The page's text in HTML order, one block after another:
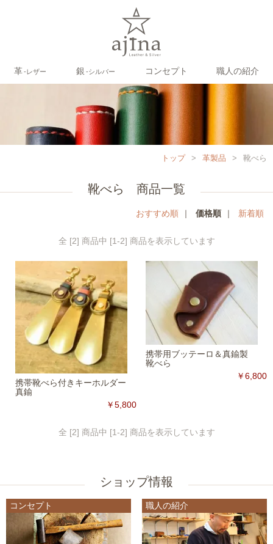
革‐レザー 銀 ‐シルバー コンセプト 職人の紹介
トップ > 革製品 > 靴べら
靴べら 商品一覧
おすすめ順 ｜ 価格順 ｜ 新着順
全 [2] 商品中 [1-2] 商品を表示しています
携帯靴べら付きキーホルダー
真鍮
￥5,800
携帯用ブッテーロ＆真鍮製
靴べら
￥6,800
全 [2] 商品中 [1-2] 商品を表示しています
ショップ情報
コンセプト 職人の紹介